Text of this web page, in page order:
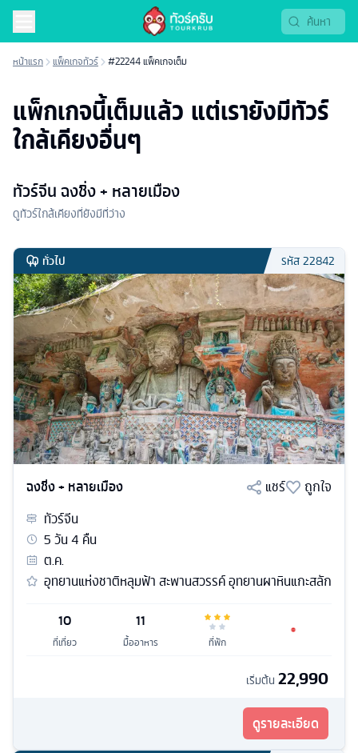
หน้าแรก แพ็คเกจทัวร์ #22244 แพ็คเกจเต็ม
แพ็กเกจนี้เต็มแล้ว แต่เรายังมีทัวร์
ใกล้เคียงอื่นๆ
ทัวร์จีน ฉงชิ่ง + หลายเมือง
ดูทัวร์ใกล้เคียงที่ยังมีที่ว่าง
ทั่วไป รหัส22842
ฉงชิ่ง + หลายเมือง แชร์
ถูกใจ
ทัวร์จีน
5วัน4 คืน
ต.ค.
อุทยานแห่งชาติหลุมฟ้า สะพานสวรรค์ อุทยานผาหินแกะสลัก
10
ที่เที่ยว
11
มื้ออาหาร ที่พัก
เริ่มต้น 22,990
ดูรายละเอียด